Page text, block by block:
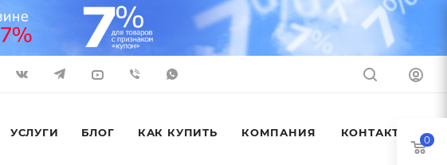
УСЛУГИ БЛОГ КАК КУПИТЬ КОМПАНИЯ КОНТАКТЫ
0